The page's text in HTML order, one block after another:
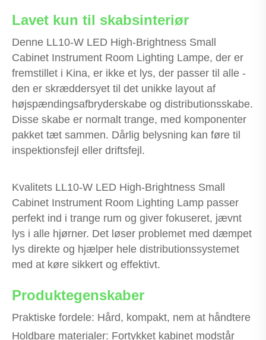
Lavet kun til skabsinteriør
Denne LL10-W LED High-Brightness Small
Cabinet Instrument Room Lighting Lampe, der er
fremstillet i Kina, er ikke et lys, der passer til alle -
den er skræddersyet til det unikke layout af
højspændingsafbryderskabe og distributionsskabe.
Disse skabe er normalt trange, med komponenter
pakket tæt sammen. Dårlig belysning kan føre til
inspektionsfejl eller driftsfejl.
Kvalitets LL10-W LED High-Brightness Small
Cabinet Instrument Room Lighting Lamp passer
perfekt ind i trange rum og giver fokuseret, jævnt
lys i alle hjørner. Det løser problemet med dæmpet
lys direkte og hjælper hele distributionssystemet
med at køre sikkert og effektivt.
Produktegenskaber
Praktiske fordele: Hård, kompakt, nem at håndtere
Holdbare materialer: Fortykket kabinet modstår